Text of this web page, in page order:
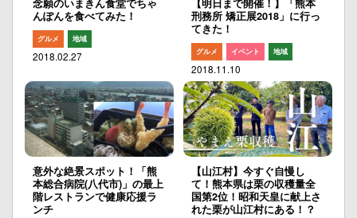
念願のいまきん食堂でちゃ
んぽんを食べてみた！
グルメ 地域
2018.02.27
【明日まで開催！】「熊本
刑務所 矯正展2018」に行っ
てきた！
グルメ イベント 地域
2018.11.10
意外な絶景スポット！「熊
本総合病院(八代市)」の最上
階レストランで健康応援ラ
ンチ
【山江村】今すぐ自慢し
て！熊本県は栗の収穫量全
国第2位！昭和天皇に献上さ
れた栗が山江村にある！？